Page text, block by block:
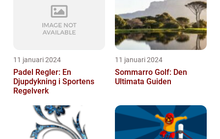
11 januari 2024
Padel Regler: En
Djupdykning i Sportens
Regelverk
11 januari 2024
Sommarro Golf: Den
Ultimata Guiden